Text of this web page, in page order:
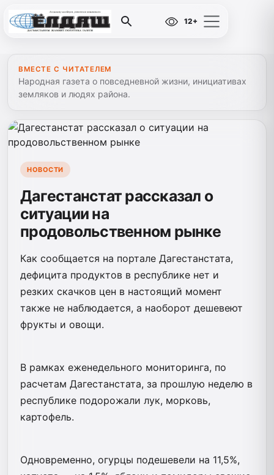
12+
ВМЕСТЕ С ЧИТАТЕЛЕМ
Народная газета о повседневной жизни, инициативах
земляков и людях района.
НОВОСТИ
Дагестанстат рассказал о
ситуации на
продовольственном рынке
Как сообщается на портале Дагестанстата,
дефицита продуктов в республике нет и
резких скачков цен в настоящий момент
также не наблюдается, а наоборот дешевеют
фрукты и овощи.
В рамках еженедельного мониторинга, по
расчетам Дагестанстата, за прошлую неделю в
республике подорожали лук, морковь,
картофель.
Одновременно, огурцы подешевели на 11,5%,